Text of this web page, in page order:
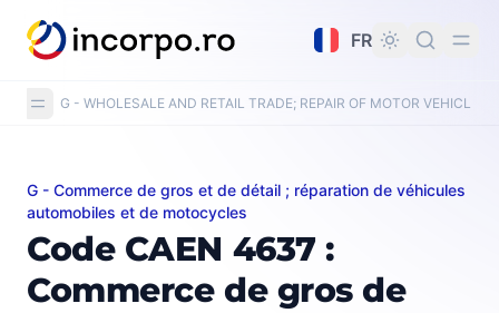
principal
FR
G - WHOLESALE AND RETAIL TRADE; REPAIR OF MOTOR VEHICLES
Code CAEN 4637 : Commerce de gros de café, de thé,
G - Commerce de gros et de détail ; réparation de véhicules
automobiles et de motocycles
Code CAEN 4637 :
Commerce de gros de